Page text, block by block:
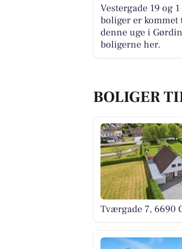
Vestergade 19 og
boliger er kommet
denne uge i
boligerne her.
BOLIGER
Tværgade 7, 6690